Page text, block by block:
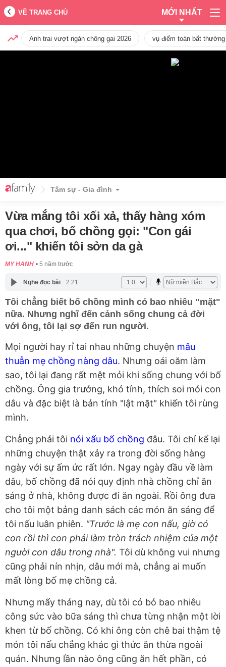
VỀ TRANG CHỦ MỚI NHẤT
Anh trai vượt ngàn chông gai 2026 vụ điểm toán bất
Tâm sự - Gia đình
Vừa mắng tôi xối xả, thấy hàng xóm
qua chơi, bố chồng gọi: "Con gái
ơi..." khiến tôi sởn da gà
MY HANH 5 năm trước
Nghe đọc bài 2:21
Tôi chẳng biết bố chồng mình có bao nhiêu "mặt"
nữa. Nhưng nghĩ đến cảnh sống chung cả đời
với ông, tôi lại sợ đến run người.
Mọi người hay rỉ tai nhau những chuyện mâu
thuẫn mẹ chồng nàng dâu. Nhưng oái oăm làm
sao, tôi lại đang rất mệt mỏi khi sống chung với bố
chồng. Ông gia trưởng, khó tính, thích soi mói con
dâu và đặc biệt là bản tính "lật mặt" khiến tôi rùng
mình.
Chẳng phải tôi nói xấu bố chồng đâu. Tôi chỉ kể lại
những chuyện thật xảy ra trong đời sống hàng
ngày với sự ấm ức rất lớn. Ngay ngày đầu về làm
dâu, bố chồng đã nói quy định nhà chồng chỉ ăn
sáng ở nhà, không được đi ăn ngoài. Rồi ông đưa
cho tôi một bảng danh sách các món ăn sáng để
tôi nấu luân phiên. "Trước là mẹ con nấu, giờ có
con rồi thì con phải làm tròn trách nhiệm của một
người con dâu trong nhà". Tôi dù không vui nhưng
cũng phải nín nhịn, dâu mới mà, chẳng ai muốn
mất lòng bố mẹ chồng cả.
Nhưng mấy tháng nay, dù tôi có bỏ bao nhiêu
công sức vào bữa sáng thì chưa từng nhận một lời
khen từ bố chồng. Có khi ông còn chê bai thậm tệ
món tôi nấu chẳng khác gì thức ăn thừa ngoài
quán. Nhưng lần nào ông cũng ăn hết phần, có